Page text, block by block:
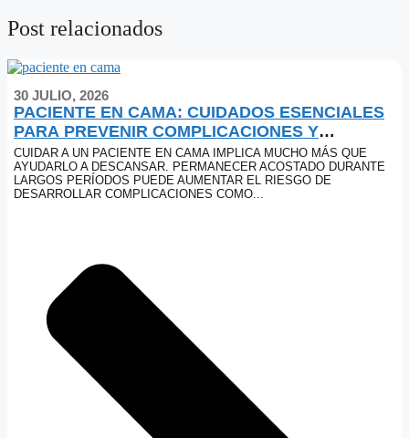
Post relacionados
30 JULIO, 2026
PACIENTE EN CAMA: CUIDADOS ESENCIALES
PARA PREVENIR COMPLICACIONES Y
MEJORAR SU CALIDAD DE VIDA
CUIDAR A UN PACIENTE EN CAMA IMPLICA MUCHO MÁS QUE
AYUDARLO A DESCANSAR. PERMANECER ACOSTADO DURANTE
LARGOS PERÍODOS PUEDE AUMENTAR EL RIESGO DE
DESARROLLAR COMPLICACIONES COMO...